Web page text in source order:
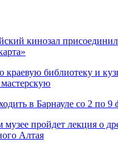
кинозал
краевую библиотеку и
в Барнауле со 2 по 9
музее пройдет лекция о
Алтая